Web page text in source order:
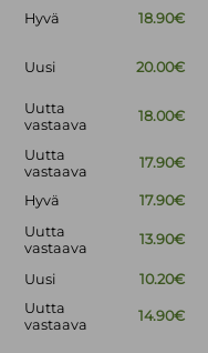
Hyvä 18.90€
Uusi 20.00€
Uutta
vastaava
18.00€
Uutta
vastaava
17.90€
Hyvä
17.90€
Uutta
vastaava
13.90€
Uusi 10.20€
Uutta
vastaava
14.90€